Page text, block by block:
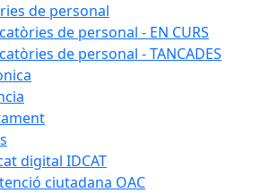
de personal
de personal - EN CURS
de personal - TANCADES
digital IDCAT
ciutadana OAC